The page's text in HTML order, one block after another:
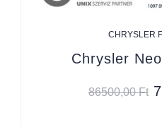
CHRYSLER
Chrysler
86500,00Ft